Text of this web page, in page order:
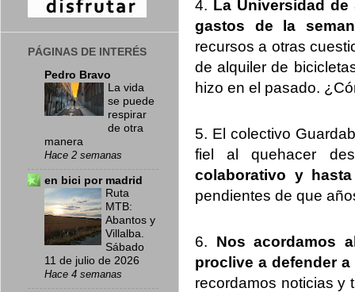
4. La Universidad
gastos de la
recursos a otras
de alquiler de
hizo en el pasado.
5. El colectivo
fiel al quehacer
colaborativo y
pendientes de que
6. Nos acordamos
proclive a defender
recordamos noticias y
PÁGINAS DE INTERÉS
Pedro Bravo
La vida
se puede
respirar
de otra
manera
Hace 2 semanas
en bici por madrid
Ruta
MTB:
Abantos y
Villalba.
Sábado
11 de julio de 2026
Hace 4 semanas